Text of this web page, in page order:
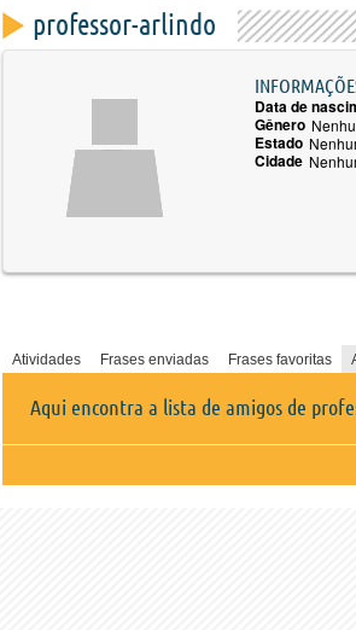
professor-arlindo
Data de
Gênero
Estado
Cidade
Atividades Frases enviadas Frases favoritas
Aqui encontra a lista de amigos de